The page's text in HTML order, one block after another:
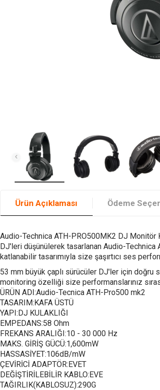
Ürün Açıklaması Ödeme
Audio-Technica ATH-PRO500MK2 DJ Monitör
DJ'leri düşünülerek tasarlanan Audio-Technica
katlanabilir tasarımıyla size şaşırtıcı ses
53 mm büyük çaplı sürücüler DJ'ler için doğru
monitoring özelliği size performanslarınız
ÜRÜN ADI:Audio-Tecnica ATH-Pro500 mk2
TASARIM:KAFA ÜSTÜ
YAPI:DJ KULAKLIĞI
EMPEDANS:58 Ohm
FREKANS ARALIĞI:10 - 30 000 Hz
MAKS. GİRİŞ GÜCÜ:1,600mW
HASSASİYET:106dB/mW
ÇEVİRİCİ ADAPTÖR:EVET
DEĞİŞTİRİLEBİLİR KABLO:EVE
TAĞIRLIK(KABLOSUZ):290G